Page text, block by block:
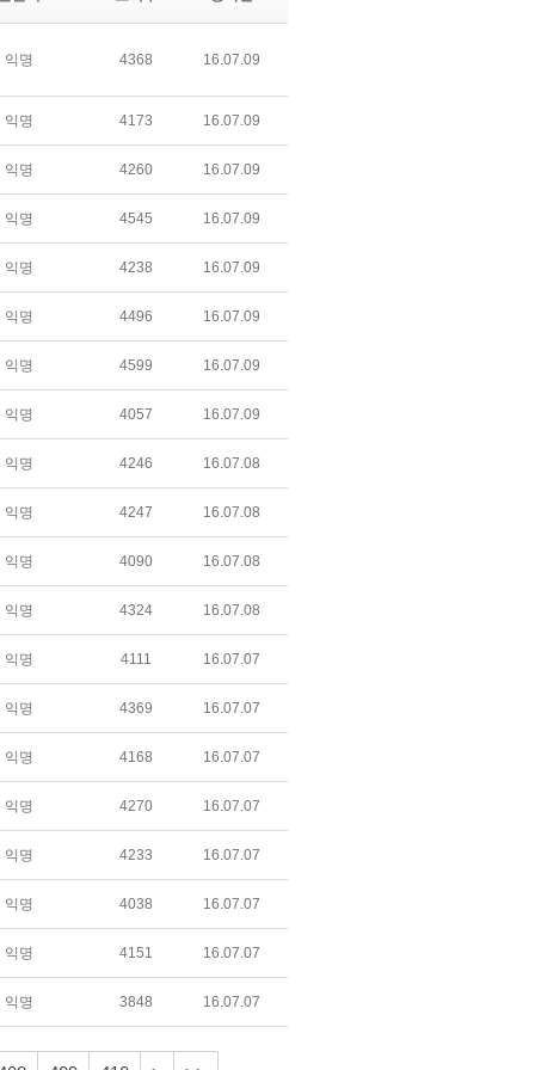
익명 4368 16.07.09
익명 4173 16.07.09
익명 4260 16.07.09
익명 4545 16.07.09
익명 4238 16.07.09
익명 4496 16.07.09
익명 4599 16.07.09
익명 4057 16.07.09
익명 4246 16.07.08
익명 4247 16.07.08
익명 4090 16.07.08
익명 4324 16.07.08
익명 4111 16.07.07
익명 4369 16.07.07
익명 4168 16.07.07
익명 4270 16.07.07
익명 4233 16.07.07
익명 4038 16.07.07
익명 4151 16.07.07
익명 3848 16.07.07